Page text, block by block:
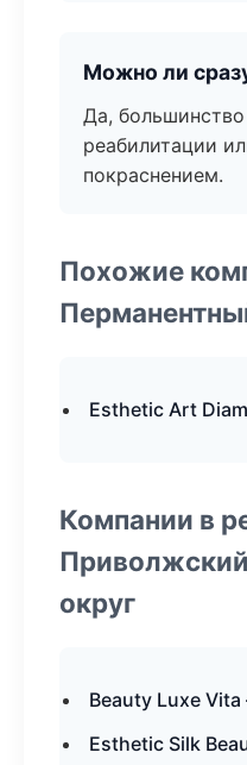
Можно ли
Да,
реабилитации
покраснением.
Похожие
Esthetic Art
Компании в
округ
Beauty Luxe
Esthetic Silk